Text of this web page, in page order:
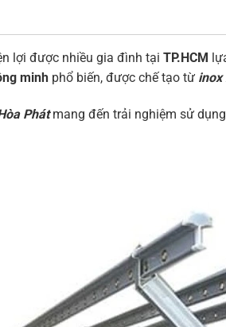
lợi được nhiều gia đình tại TP.HCM
minh phổ biến, được chế tạo từ inox
Phátmang đến trải nghiệm sử